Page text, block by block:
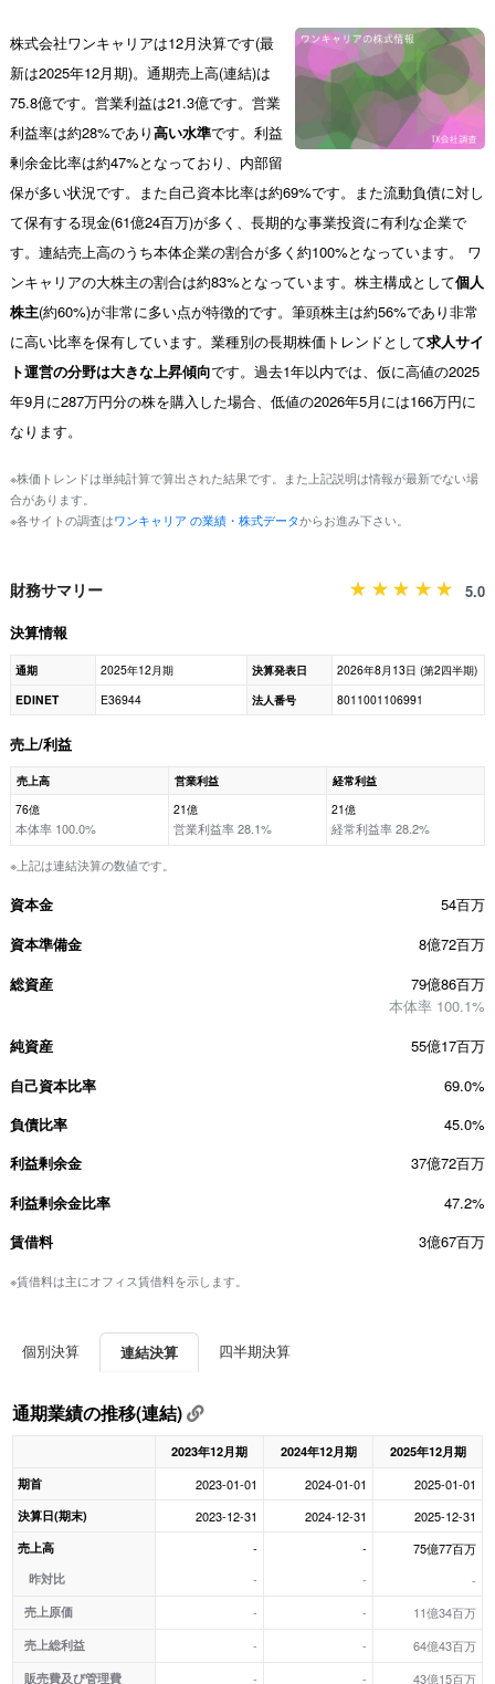
株式会社ワンキャリアは12月決算です(最
新は2025年12月期)。通期売上高(連結)は
75.8億です。営業利益は21.3億です。営業
利益率は約28%であり高い水準です。利益
剰余金比率は約47%となっており、内部留
保が多い状況です。また自己資本比率は約69%です。また流動負債に対し
て保有する現金(61億24百万)が多く、長期的な事業投資に有利な企業で
す。連結売上高のうち本体企業の割合が多く約100%となっています。 ワ
ンキャリアの大株主の割合は約83%となっています。株主構成として個人
株主(約60%)が非常に多い点が特徴的です。筆頭株主は約56%であり非常
に高い比率を保有しています。業種別の長期株価トレンドとして求人サイ
ト運営の分野は大きな上昇傾向です。過去1年以内では、仮に高値の2025
年9月に287万円分の株を購入した場合、低値の2026年5月には166万円に
なります。
※株価トレンドは単純計算で算出された結果です。また上記説明は情報が最新でない場
合があります。
※各サイトの調査はワンキャリア の業績・株式データからお進み下さい。
財務サマリー
5.0
決算情報
通期 2025年12月期 決算発表日
2026年8月13日 (第2四半期)
EDINET
E36944 法人番号 8011001106991
売上/利益
売上高 営業利益
経常利益
76億
本体率 100.0%
21億
営業利益率 28.1%
21億
経常利益率 28.2%
※上記は連結決算の数値です。
資本金
54百万
資本準備金
8億72百万
総資産
79億86百万
本体率 100.1%
純資産
55億17百万
自己資本比率
69.0%
負債比率
45.0%
利益剰余金
37億72百万
利益剰余金比率
47.2%
賃借料
3億67百万
※賃借料は主にオフィス賃借料を示します。
個別決算 連結決算 四半期決算
通期業績の推移(連結)
2023年12月期 2024年12月期
2025年12月期
期首
2023-01-01 2024-01-01 2025-01-01
決算日(期末) 2023-12-31 2024-12-31 2025-12-31
売上高
昨対比
-
-
-
-
75億77百万
-
売上原価 - - 11億34百万
売上総利益 - - 64億43百万
販売費及び管理費 - - 43億15百万